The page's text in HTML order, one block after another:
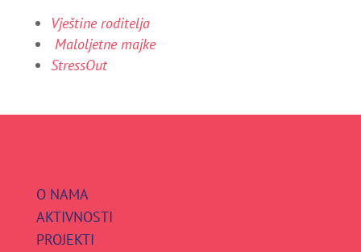
Vještine roditelja
Maloljetne majke
StressOut
O NAMA
AKTIVNOSTI
PROJEKTI